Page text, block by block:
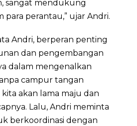
sangat mendukung
para perantau,” ujar Andri.
Andri, berperan penting
dan pengembangan
dalam mengenalkan
campur tangan
akan lama maju dan
Lalu, Andri meminta
berkoordinasi dengan